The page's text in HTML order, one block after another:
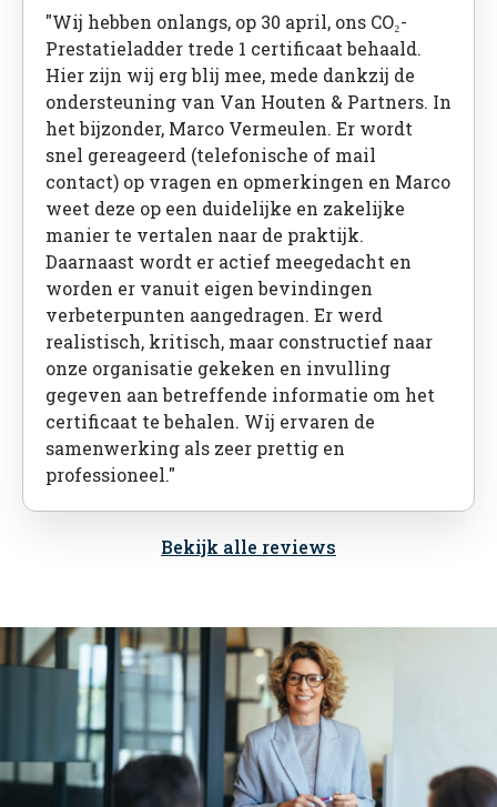
"Wij hebben onlangs, op 30 april, ons CO₂-
Prestatieladder trede 1 certificaat behaald.
Hier zijn wij erg blij mee, mede dankzij de
ondersteuning van Van Houten & Partners. In
het bijzonder, Marco Vermeulen. Er wordt
snel gereageerd (telefonische of mail
contact) op vragen en opmerkingen en Marco
weet deze op een duidelijke en zakelijke
manier te vertalen naar de praktijk.
Daarnaast wordt er actief meegedacht en
worden er vanuit eigen bevindingen
verbeterpunten aangedragen. Er werd
realistisch, kritisch, maar constructief naar
onze organisatie gekeken en invulling
gegeven aan betreffende informatie om het
certificaat te behalen. Wij ervaren de
samenwerking als zeer prettig en
professioneel."
Bekijk alle reviews